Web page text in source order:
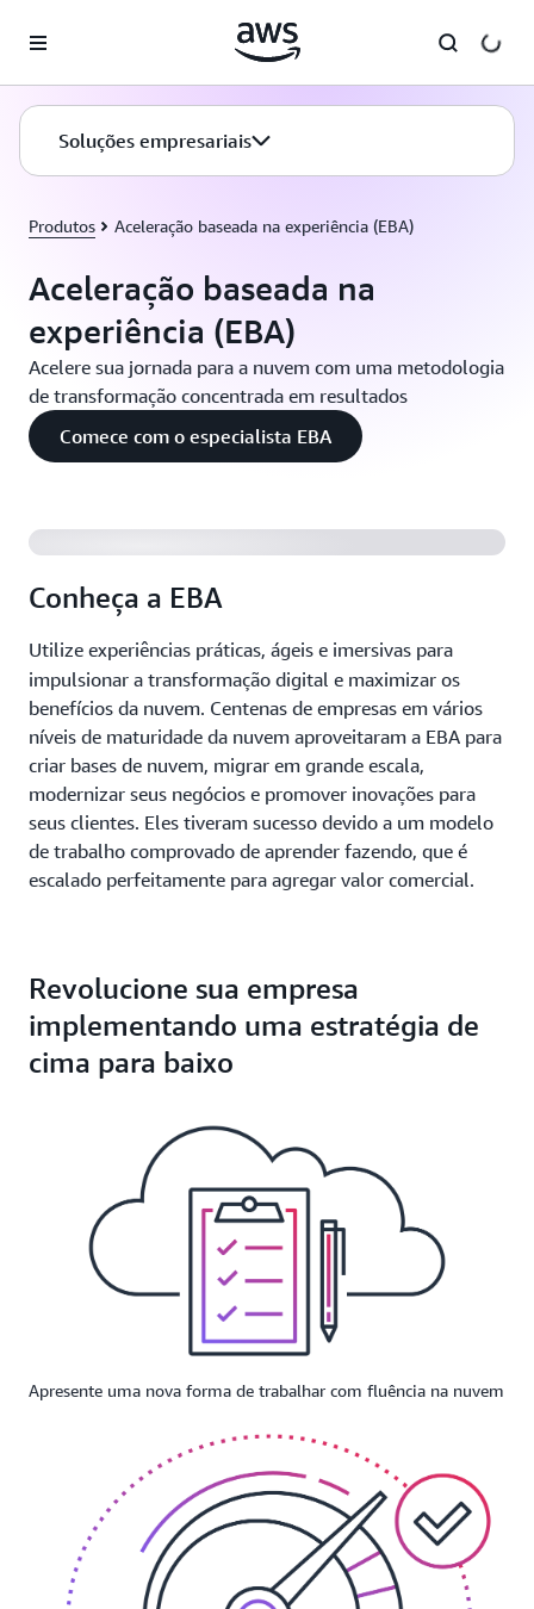
Pular para o conteúdo principal
Soluções empresariais
Produtos Aceleração baseada na experiência (EBA)
Aceleração baseada na
experiência (EBA)
Acelere sua jornada para a nuvem com uma metodologia
de transformação concentrada em resultados
Comece com o especialista EBA
Conheça a EBA
Utilize experiências práticas, ágeis e imersivas para
impulsionar a transformação digital e maximizar os
benefícios da nuvem. Centenas de empresas em vários
níveis de maturidade da nuvem aproveitaram a EBA para
criar bases de nuvem, migrar em grande escala,
modernizar seus negócios e promover inovações para
seus clientes. Eles tiveram sucesso devido a um modelo
de trabalho comprovado de aprender fazendo, que é
escalado perfeitamente para agregar valor comercial.
Use a EBA como catalisadora para criar uma cultura
Revolucione sua empresa
implementando uma estratégia de
cima para baixo
Apresente uma nova forma de trabalhar com fluência na nuvem